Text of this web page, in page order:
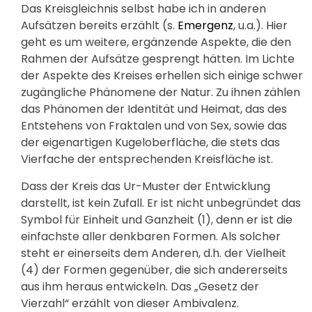
Das Kreisgleichnis selbst habe ich in anderen
Aufsätzen bereits erzählt (s. Emergenz,u.a.). Hier
geht es um weitere, ergänzende Aspekte, die den
Rahmen der Aufsätze gesprengt hätten. Im Lichte
der Aspekte des Kreises erhellen sich einige schwer
zugängliche Phänomene der Natur. Zu ihnen zählen
das Phänomen der Identität und Heimat, das des
Entstehens von Fraktalen und von Sex, sowie das
der eigenartigen Kugeloberfläche, die stets das
Vierfache der entsprechenden Kreisfläche ist.
Dass der Kreis das Ur-Muster der Entwicklung
darstellt, ist kein Zufall. Er ist nicht unbegründet das
Symbol für Einheit und Ganzheit (1), denn er ist die
einfachste aller denkbaren Formen. Als solcher
steht er einerseits dem Anderen, d.h. der Vielheit
(4) der Formen gegenüber, die sich andererseits
aus ihm heraus entwickeln. Das „Gesetz der
Vierzahl“ erzählt von dieser Ambivalenz.